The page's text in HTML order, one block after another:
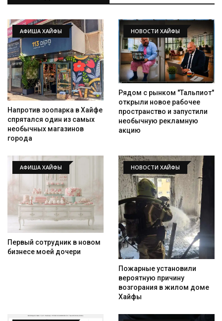
АФИША ХАЙФЫ
Напротив зоопарка в Хайфе
спрятался один из самых
необычных магазинов
города
НОВОСТИ ХАЙФЫ
Рядом с рынком "Тальпиот"
открыли новое рабочее
пространство и запустили
необычную рекламную
акцию
АФИША ХАЙФЫ
Первый сотрудник в новом
бизнесе моей дочери
НОВОСТИ ХАЙФЫ
Пожарные установили
вероятную причину
возгорания в жилом доме
Хайфы